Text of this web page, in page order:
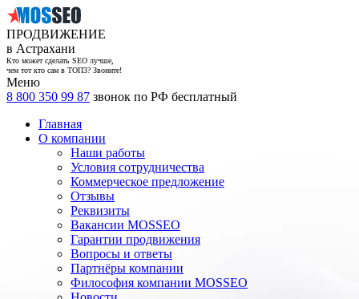
ПРОДВИЖЕНИЕ
в Астрахани
Кто может сделать SEO лучше,
чем тот кто сам в ТОП3? Звоните!
Меню
8 800 350 99 87 звонок по РФ бесплатный
Главная
О компании
Наши работы
Условия сотрудничества
Коммерческое предложение
Отзывы
Реквизиты
Вакансии MOSSEO
Гарантии продвижения
Вопросы и ответы
Партнёры компании
Философия компании MOSSEO